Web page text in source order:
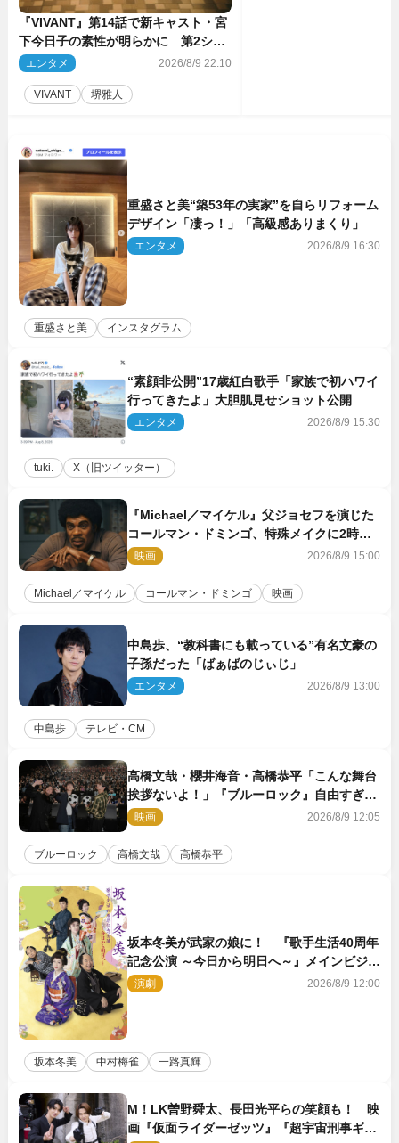
『VIVANT』第14話で新キャスト・宮
下今日子の素性が明らかに 第2シー
ズンのキーパーソンの1人
エンタメ 2026/8/9 22:10
VIVANT 堺雅人
重盛さと美“築53年の実家”を自らリフォーム
デザイン「凄っ！」「高級感ありまくり」
エンタメ 2026/8/9 16:30
重盛さと美 インスタグラム
“素顔非公開”17歳紅白歌手「家族で初ハワイ
行ってきたよ」大胆肌見せショット公開
エンタメ 2026/8/9 15:30
tuki. X（旧ツイッター）
『Michael／マイケル』父ジョセフを演じた
コールマン・ドミンゴ、特殊メイクに2時間
半かかっていた
映画 2026/8/9 15:00
Michael／マイケル コールマン・ドミンゴ 映画
中島歩、“教科書にも載っている”有名文豪の
子孫だった「ばぁばのじぃじ」
エンタメ 2026/8/9 13:00
中島歩 テレビ・CM
高橋文哉・櫻井海音・高橋恭平「こんな舞台
挨拶ないよ！」『ブルーロック』自由すぎる
イベントレポート
映画 2026/8/9 12:05
ブルーロック 高橋文哉 高橋恭平
坂本冬美が武家の娘に！ 『歌手生活40周年
記念公演 ～今日から明日へ～』メインビジュ
アル公開
演劇 2026/8/9 12:00
坂本冬美 中村梅雀 一路真輝
M！LK曽野舜太、長田光平らの笑顔も！ 映
画『仮面ライダーゼッツ』『超宇宙刑事ギャ